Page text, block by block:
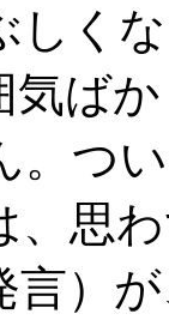
しく
気ば
。つ
、思
言）